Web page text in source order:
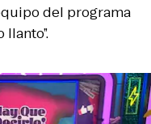
del programa